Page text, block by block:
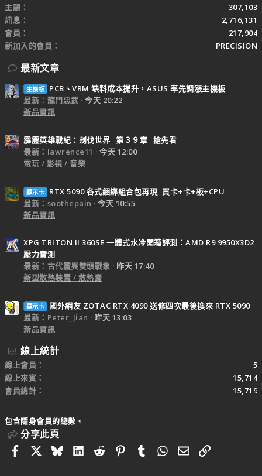
主題
307,103
訊息
2,716,131
會員
217,904
新加入的會員
PRECISION
最新文章
主機板
PCB、VRM 缺料成本提升，ASUS 率先調漲主機板
最新：龍門忠武
今天 20:22
新品資訊
霹靂英雄戰紀：刜伐世界─第３９章─搶先看
最新：lawrence11
今天 12:00
電玩 / 影視 / 音樂
顯示卡
RTX 5090 各式綑綁組合包再現, 買卡+卡+板+CPU
最新：soothepain
今天 10:55
新品資訊
XPG TRITON II 360SE 一體式水冷開箱評測：AMD R9 9950X3D2
壓力實測
最新：古代靈異雙頭戰象
昨天 17:40
新型散熱裝置 / 散熱膏
顯示卡
國外網友 ZOTAC RTX 4090 送修四次最後換來 RTX 5090
最新：Peter_Jian
昨天 13:03
新品資訊
線上統計
線上會員
5
線上來賓
15,714
會員總計
15,719
包含隱身會員的總數。
分享此頁
FacebookBlueskyLinkedIn
RedditPinterestTumblrWhatsApp
電子郵件
連結